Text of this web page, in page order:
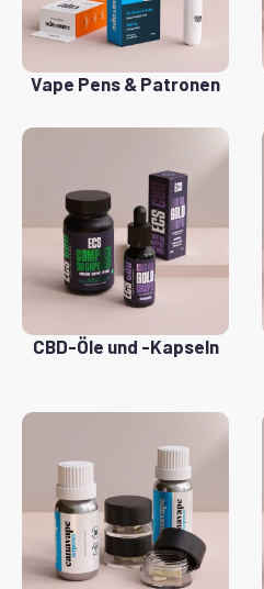
Vape Pens & Patronen
CBD-Öle und -Kapseln